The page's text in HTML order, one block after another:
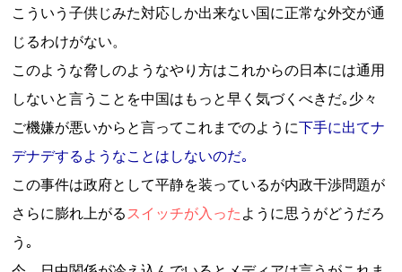
こういう子供じみた対応しか出来ない国に正常な外交が通
じるわけがない。
このような脅しのようなやり方はこれからの日本には通用
しないと言うことを中国はもっと早く気づくべきだ｡少々
ご機嫌が悪いからと言ってこれまでのように下手に出てナ
デナデするようなことはしないのだ｡
この事件は政府として平静を装っているが内政干渉問題が
さらに膨れ上がる スイッチが入った よう に思うがどうだろ
う｡